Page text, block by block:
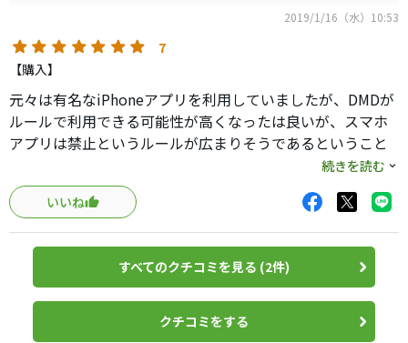
2019/1/16（水）10:53
7
【購入】
元々は有名なiPhoneアプリを利用していましたが、DMDが
ルールで利用できる可能性が高くなったは良いが、スマホ
アプリは禁止というルールが広まりそうであるということ
当初購入した、他社のレイアウト表示モデルだと操作性が
悪く、また表示性能やGPSの捕捉が遅かったりと、使わな
いほうがましという状況でした。
たまたま某ショッピングサイトでセール販売をしていたの
です購入をしてみたのですが、正直言うととてもおすすめ
続きを読む
いいね
すべてのクチコミを見る (2件)
クチコミをする